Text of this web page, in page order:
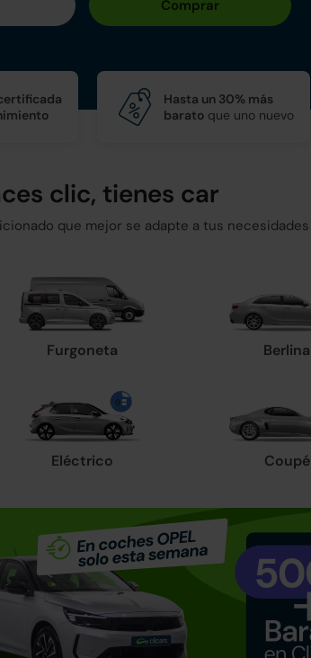
Hasta un 30% más
barato que uno nuevo
clic, tienes car
que mejor se adapte a tus necesidades
Furgoneta Berlina
Eléctrico Coupé